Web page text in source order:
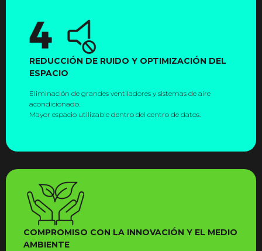
REDUCCIÓN DE RUIDO Y OPTIMIZACIÓN DEL
ESPACIO
Eliminación de grandes ventiladores y sistemas de aire
acondicionado.
Mayor espacio utilizable dentro del centro de datos.
COMPROMISO CON LA INNOVACIÓN Y EL MEDIO
AMBIENTE